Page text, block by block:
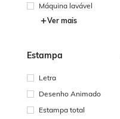
Máquina lavável
Ver mais
Estampa
Letra
Desenho Animado
Estampa total